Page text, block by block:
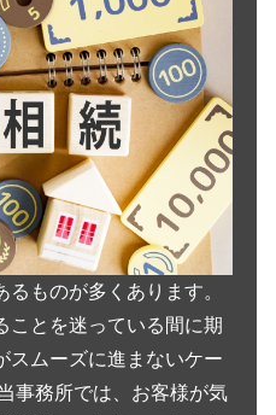
ものが多くあります。
ことを迷っている間に期
スムーズに進まないケー
事務所では、お客様が気